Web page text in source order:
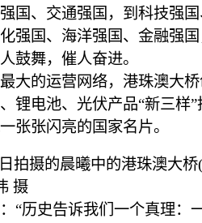
、交通强国，到科技强国
强国、海洋强国、金融强
鼓舞，催人奋进。
的运营网络，港珠澳大桥
锂电池、光伏产品“新三样”
张闪亮的国家名片。
拍摄的晨曦中的港珠澳大
摄
历史告诉我们一个真理：